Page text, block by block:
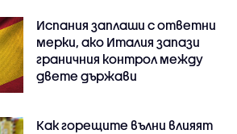
Испания заплаши с ответни
мерки, ако Италия запази
граничния контрол между
двете държави
Как горещите вълни влияят